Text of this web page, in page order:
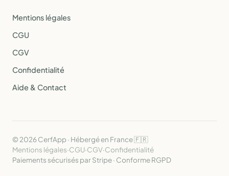
Mentions légales
CGU
CGV
Confidentialité
Aide & Contact
© 2026 CerfApp · Hébergé en France 🇫🇷
Mentions légales·CGU·CGV·Confidentialité
Paiements sécurisés par Stripe · Conforme RGPD